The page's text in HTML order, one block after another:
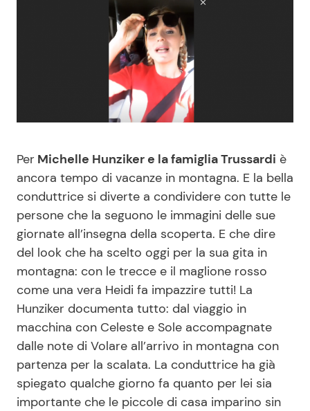
News benessere
Salute
Viaggi e Turismo
Festività
Cucina e Ricette
Consigli di Cucina
Dolci
Primi Piatti
Ricette Facili e Veloci
Ricette Feste
Ricette per Bambini
Seguici
Per Michelle Hunziker e la famiglia Trussardi è
ancora tempo di vacanze in montagna. E la bella
conduttrice si diverte a condividere con tutte le
persone che la seguono le immagini delle sue
giornate all’insegna della scoperta. E che dire
del look che ha scelto oggi per la sua gita in
montagna: con le trecce e il maglione rosso
come una vera Heidi fa impazzire tutti! La
Hunziker documenta tutto: dal viaggio in
macchina con Celeste e Sole accompagnate
dalle note di Volare all’arrivo in montagna con
partenza per la scalata. La conduttrice ha già
spiegato qualche giorno fa quanto per lei sia
importante che le piccole di casa imparino sin